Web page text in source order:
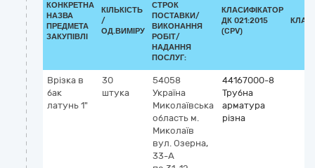
КОНКРЕТНА
НАЗВА
ПРЕДМЕТА
ЗАКУПІВЛІ
КІЛЬКІСТЬ
/
ОД.ВИМІРУ
СТРОК
ПОСТАВКИ/
ВИКОНАННЯ
РОБІТ/
НАДАННЯ
ПОСЛУГ:
КЛАСИФІКАТОР
ДК 021:2015
(CPV)
Врізка в
бак
латунь 1"
30
штука
54058
Україна
Миколаївська
область м.
Миколаїв
вул. Озерна,
33-А
44167000-8
Трубна
арматура
різна